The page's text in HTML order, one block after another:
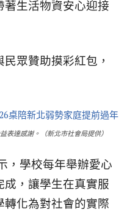
著生活物資安心迎接
眾贊助摸彩紅包，
表達感謝。（新北市社會局提供）
，學校每年舉辦愛心
成，讓學生在真實服
化為對社會的實際